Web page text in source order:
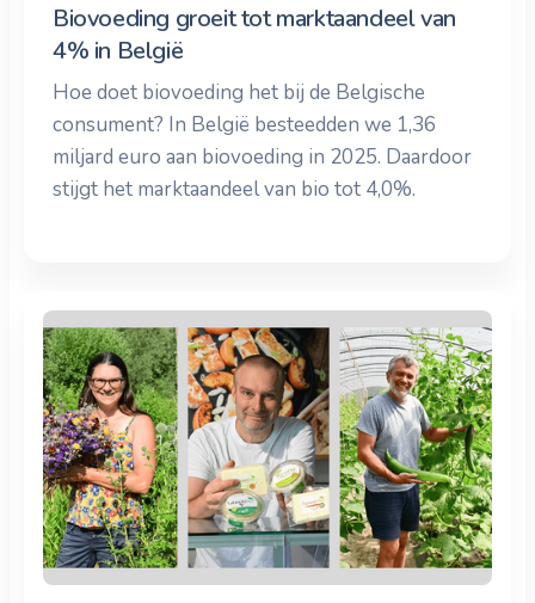
Biovoeding groeit tot marktaandeel van
4% in België
Hoe doet biovoeding het bij de Belgische
consument? In België besteedden we 1,36
miljard euro aan biovoeding in 2025. Daardoor
stijgt het marktaandeel van bio tot 4,0%.